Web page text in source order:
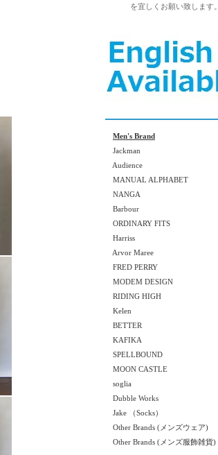
を宜しくお願い致します。
Men's Brand
Jackman
Audience
MANUAL ALPHABET
NANGA
Barbour
ORDINARY FITS
Harriss
Arvor Maree
FRED PERRY
MODEM DESIGN
RIDING HIGH
Kelen
BETTER
KAFIKA
SPELLBOUND
MOON CASTLE
soglia
Dubble Works
Jake （Socks）
Other Brands (メンズウェア)
Other Brands (メンズ服飾雑貨)